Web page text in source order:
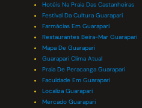
Hotéis Na Praia Das Castanheiras
Festival Da Cultura Guarapari
Farmácias Em Guarapari
Restaurantes Beira-Mar Guarapari
Mapa De Guarapari
Guarapari Clima Atual
Praia De Peracanga Guarapari
Faculdade Em Guarapari
Localiza Guarapari
Mercado Guarapari